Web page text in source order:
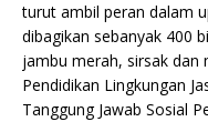
turut ambil peran dalam
dibagikan sebanyak 400
jambu merah, sirsak dan
Pendidikan Lingkungan
Tanggung Jawab Sosial